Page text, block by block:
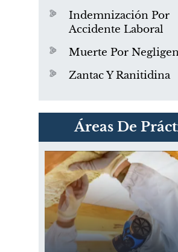
Indemnización Por
Accidente Laboral
Muerte Por
Zantac Y Ranitidina
Áreas De
PVC Cloruro de
Exposición